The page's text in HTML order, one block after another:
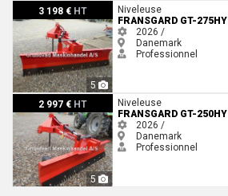
3 198 € HT
5
Fransgard GT-275HY
Niveleuse
FRANSGARD GT-275HY
2026 /
Danemark
Professionnel
2 997 € HT
5
Fransgard GT-250HY
Niveleuse
FRANSGARD GT-250HY
2026 /
Danemark
Professionnel